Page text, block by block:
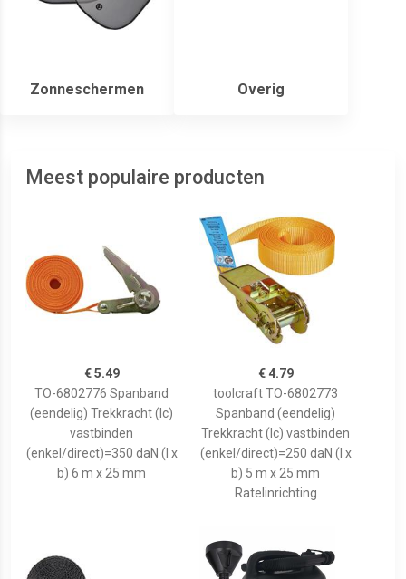
Zonneschermen Overig
Meest populaire producten
€ 5.49
TO-6802776 Spanband
(eendelig) Trekkracht (lc)
vastbinden
(enkel/direct)=350 daN (l x
b) 6 m x 25 mm
€ 4.79
toolcraft TO-6802773
Spanband (eendelig)
Trekkracht (lc) vastbinden
(enkel/direct)=250 daN (l x
b) 5 m x 25 mm
Ratelinrichting